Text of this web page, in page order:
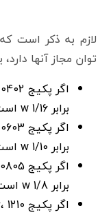
لازم به ذکر است
توان مجاز آنها
برابر 1/16 w است .
برابر 1/10 w است .
برابر 1/8 w است .